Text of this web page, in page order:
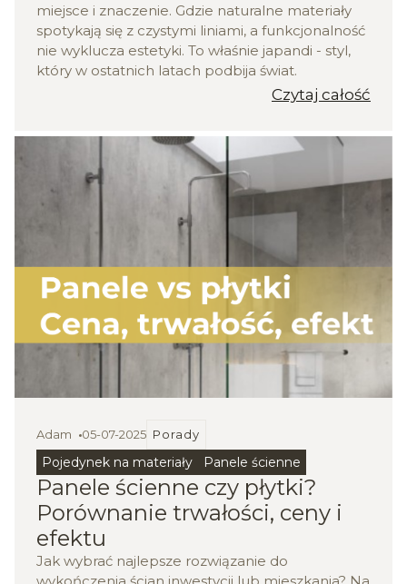
miejsce i znaczenie. Gdzie naturalne materiały
spotykają się z czystymi liniami, a funkcjonalność
nie wyklucza estetyki. To właśnie japandi - styl,
który w ostatnich latach podbija świat.
Czytaj całość
Adam 05-07-2025 Porady
Pojedynek na materiały Panele ścienne
Panele ścienne czy płytki?
Porównanie trwałości, ceny i
efektu
Jak wybrać najlepsze rozwiązanie do
wykończenia ścian inwestycji lub mieszkania? Na